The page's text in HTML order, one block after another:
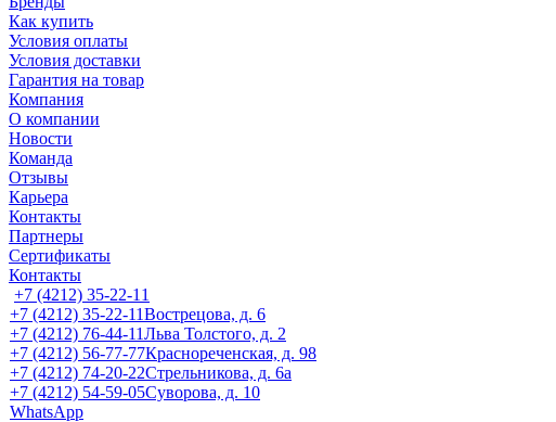
Как купить
Условия оплаты
Условия доставки
Гарантия на товар
Компания
О компании
Новости
Команда
Отзывы
Карьера
Контакты
Партнеры
Сертификаты
Контакты
+7 (4212) 35-22-11
+7 (4212) 35-22-11Вострецова, д. 6
+7 (4212) 76-44-11Льва Толстого, д. 2
+7 (4212) 56-77-77Краснореченская, д. 98
+7 (4212) 74-20-22Стрельникова, д. 6а
+7 (4212) 54-59-05Суворова, д. 10
WhatsApp